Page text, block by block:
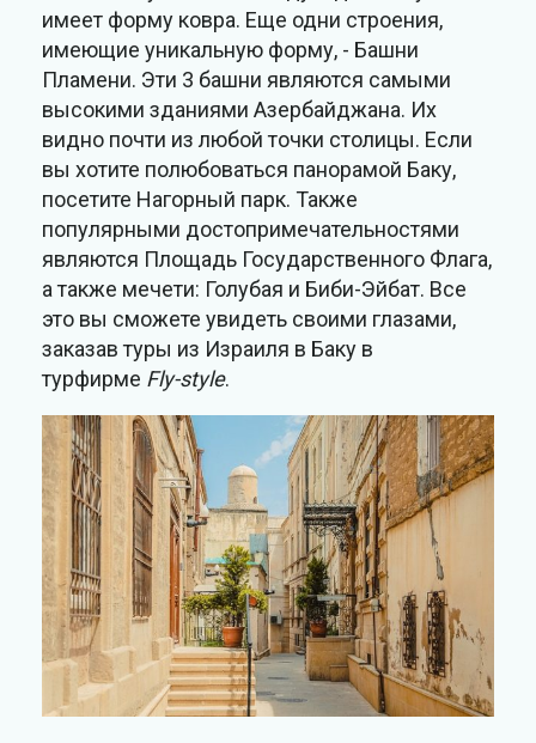
имеет форму ковра. Еще одни строения,
имеющие уникальную форму, - Башни
Пламени. Эти 3 башни являются самыми
высокими зданиями Азербайджана. Их
видно почти из любой точки столицы. Если
вы хотите полюбоваться панорамой Баку,
посетите Нагорный парк. Также
популярными достопримечательностями
являются Площадь Государственного Флага,
а также мечети: Голубая и Биби-Эйбат. Все
это вы сможете увидеть своими глазами,
заказав туры из Израиля в Баку в
турфирме Fly-style.